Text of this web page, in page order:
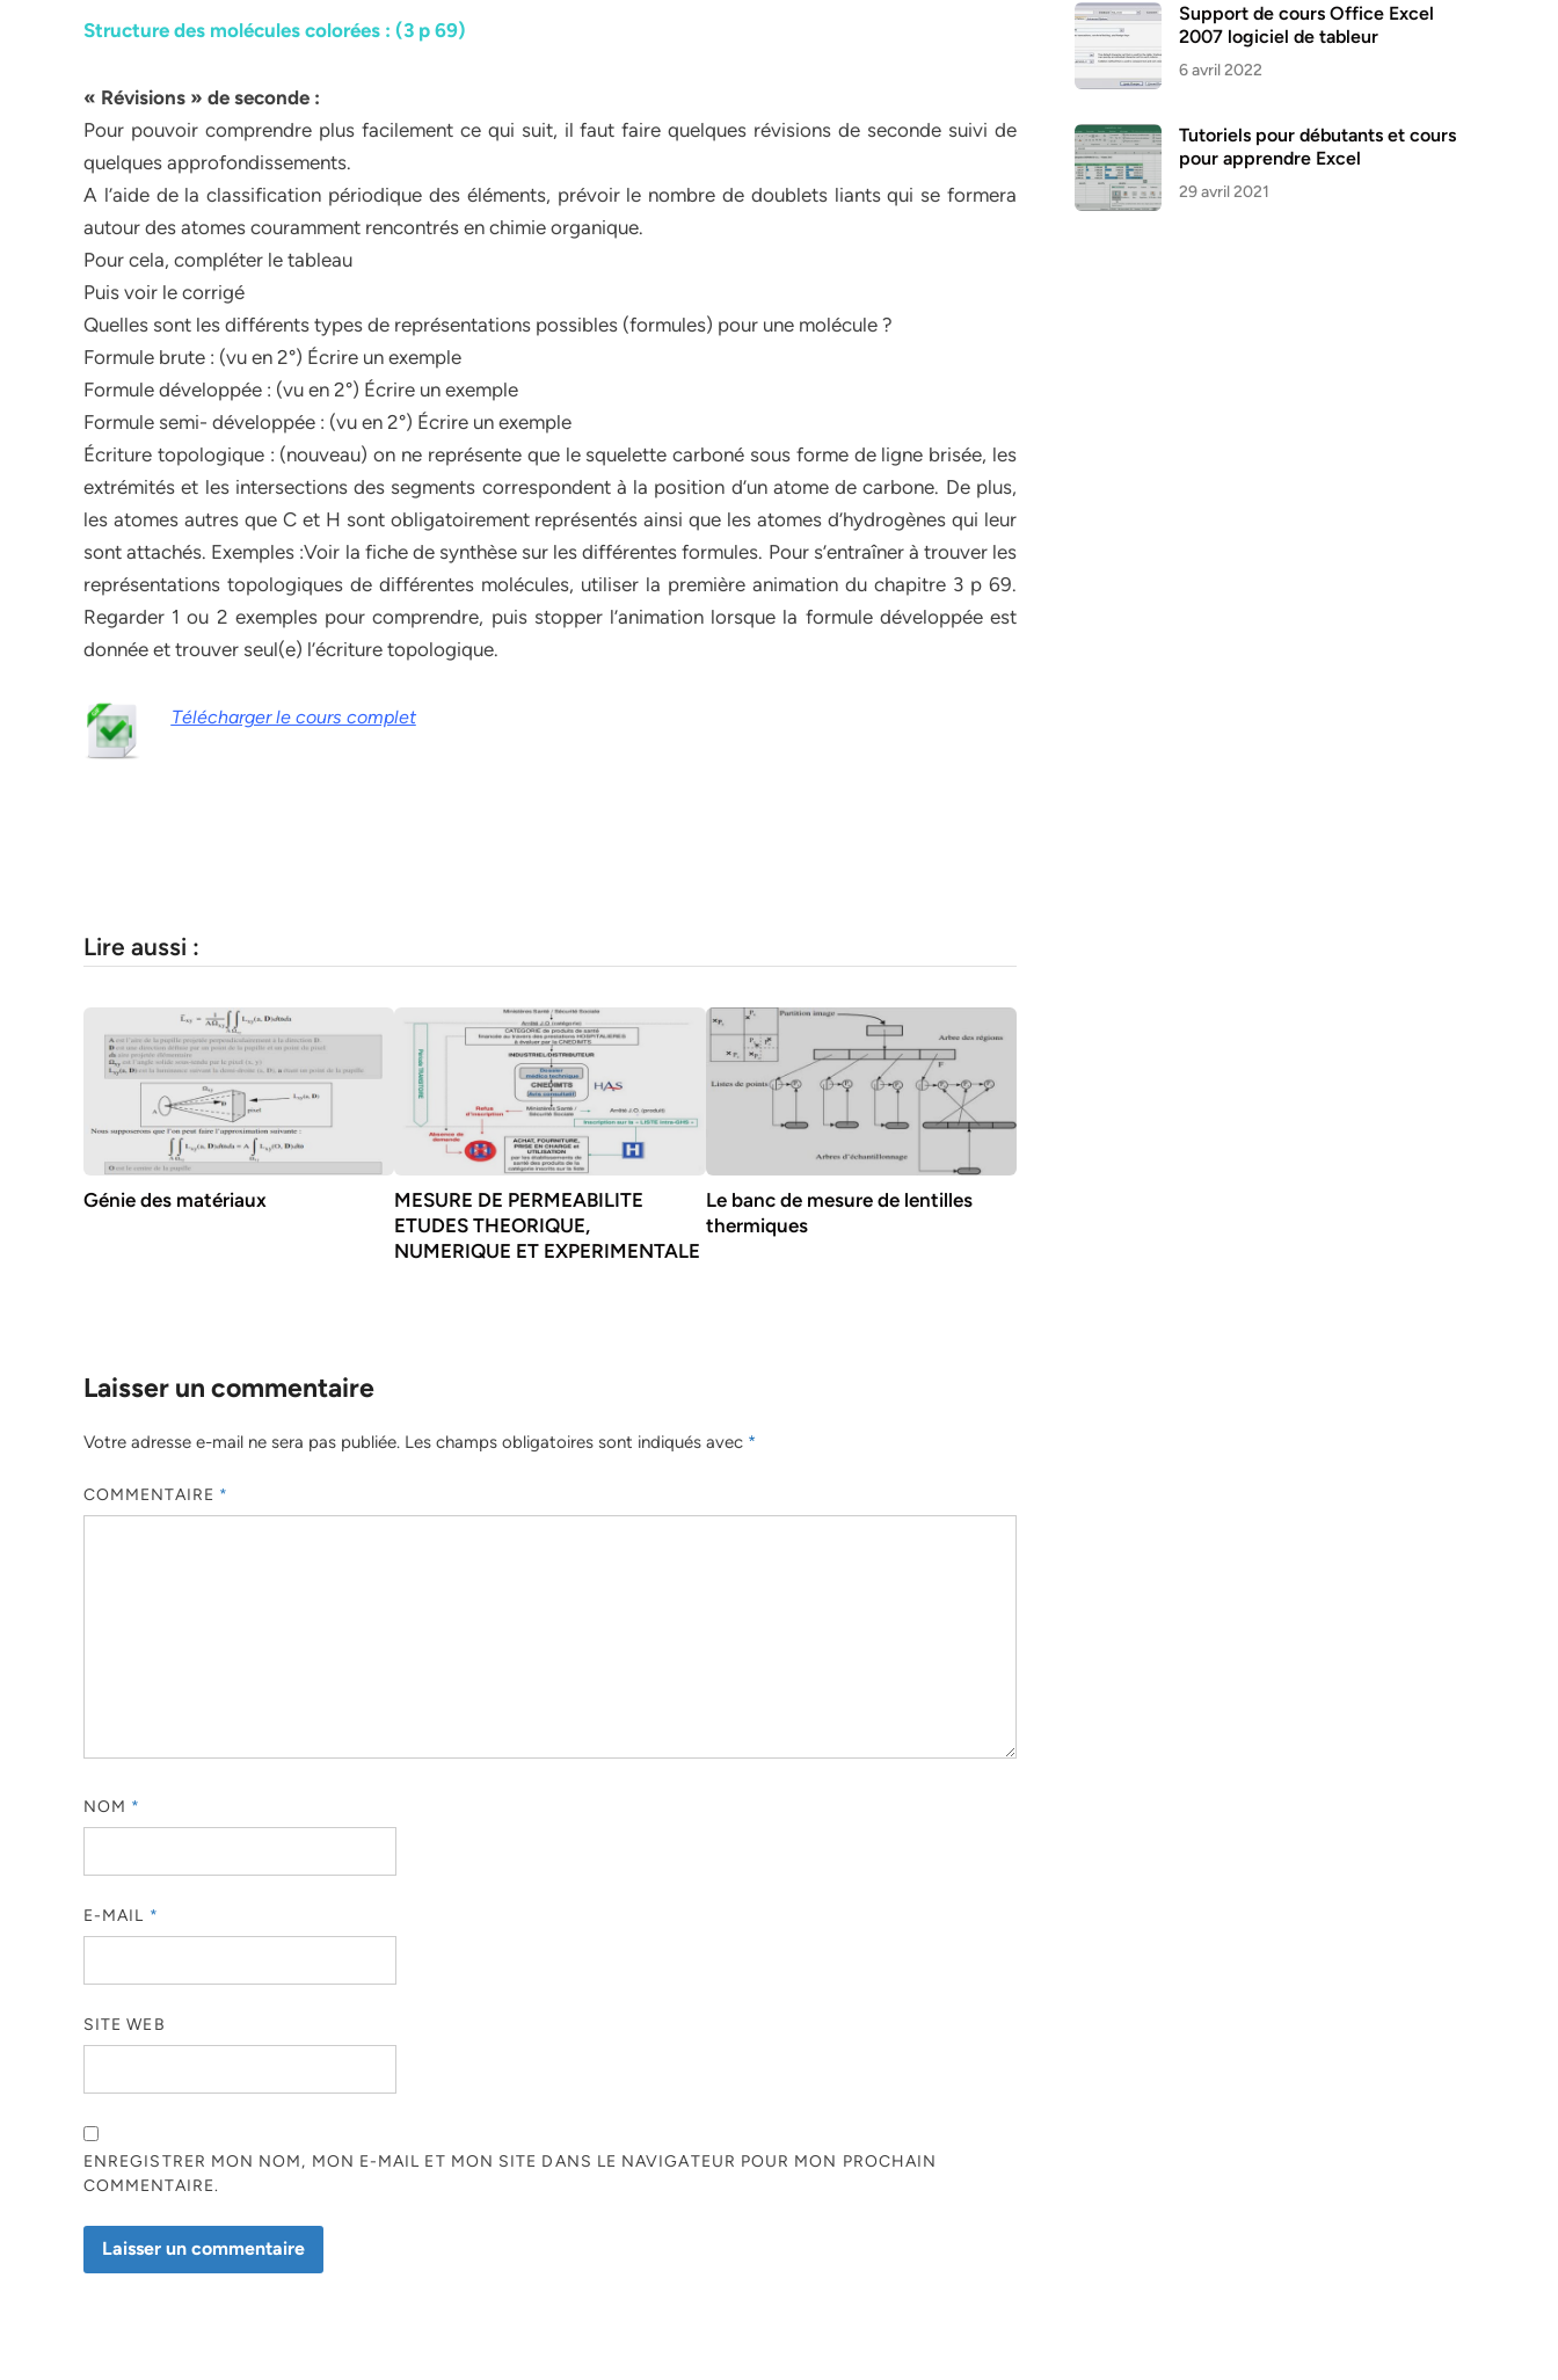
Structure des molécules colorées : (3 p 69)
« Révisions » de seconde :
Pour pouvoir comprendre plus facilement ce qui suit, il faut faire quelques révisions de seconde suivi de
quelques approfondissements.
A l’aide de la classification périodique des éléments, prévoir le nombre de doublets liants qui se formera
autour des atomes couramment rencontrés en chimie organique.
Pour cela, compléter le tableau
Puis voir le corrigé
Quelles sont les différents types de représentations possibles (formules) pour une molécule ?
Formule brute : (vu en 2°) Écrire un exemple
Formule développée : (vu en 2°) Écrire un exemple
Formule semi- développée : (vu en 2°) Écrire un exemple
Écriture topologique : (nouveau) on ne représente que le squelette carboné sous forme de ligne brisée, les
extrémités et les intersections des segments correspondent à la position d’un atome de carbone. De plus,
les atomes autres que C et H sont obligatoirement représentés ainsi que les atomes d’hydrogènes qui leur
sont attachés. Exemples :Voir la fiche de synthèse sur les différentes formules. Pour s’entraîner à trouver les
représentations topologiques de différentes molécules, utiliser la première animation du chapitre 3 p 69.
Regarder 1 ou 2 exemples pour comprendre, puis stopper l’animation lorsque la formule développée est
donnée et trouver seul(e) l’écriture topologique.
Télécharger le cours complet
Lire aussi :
Génie des matériaux
MESURE DE PERMEABILITE
ETUDES THEORIQUE,
NUMERIQUE ET EXPERIMENTALE
Le banc de mesure de lentilles
thermiques
Laisser un commentaire
Votre adresse e-mail ne sera pas publiée. Les champs obligatoires sont indiqués avec *
COMMENTAIRE *
NOM *
E-MAIL *
SITE WEB
ENREGISTRER MON NOM, MON E-MAIL ET MON SITE DANS LE NAVIGATEUR POUR MON PROCHAIN
COMMENTAIRE.
Support de cours Office Excel
2007 logiciel de tableur
6 avril 2022
Tutoriels pour débutants et cours
pour apprendre Excel
29 avril 2021